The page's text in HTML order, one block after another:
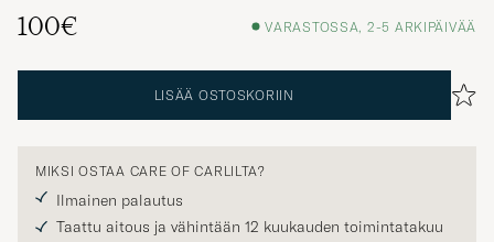
100€
VARASTOSSA, 2-5 ARKIPÄIVÄÄ
LISÄÄ OSTOSKORIIN
MIKSI OSTAA CARE OF CARLILTA?
Ilmainen palautus
Taattu aitous ja vähintään 12 kuukauden toimintatakuu